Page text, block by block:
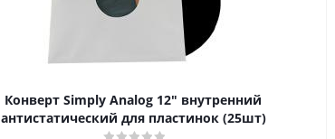
Конверт Simply Analog 12" внутренний
антистатический для пластинок (25шт)